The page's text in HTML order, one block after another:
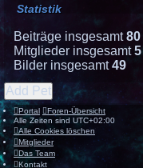
Statistik
Beiträge insgesamt80
Mitglieder insgesamt5
Bilder insgesamt49
Add Pet
Portal
Foren-Übersicht
Alle Zeiten sind UTC+02:00
Alle Cookies löschen
Mitglieder
Das Team
Kontakt